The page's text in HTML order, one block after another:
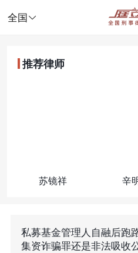
全国
推荐律师
苏镜祥 辛
私募基金管理人自融后跑
集资诈骗罪还是非法吸收